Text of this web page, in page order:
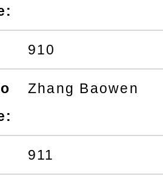
910
Zhang Baowen
911